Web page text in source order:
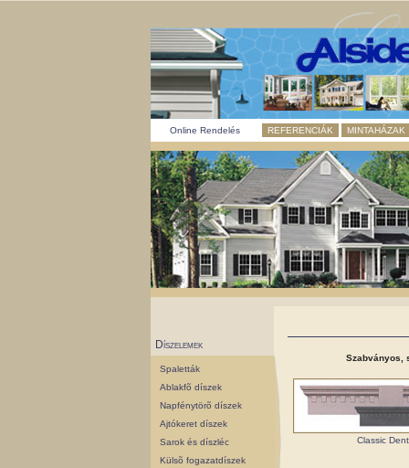
Online Rendelés REFERENCIÁK MINTAHÁZAK
Díszelemek
Spaletták
Ablakfõ díszek
Napfénytörõ díszek
Ajtókeret díszek
Sarok és díszléc
Külsõ fogazatdíszek
Szabványos,
Classic